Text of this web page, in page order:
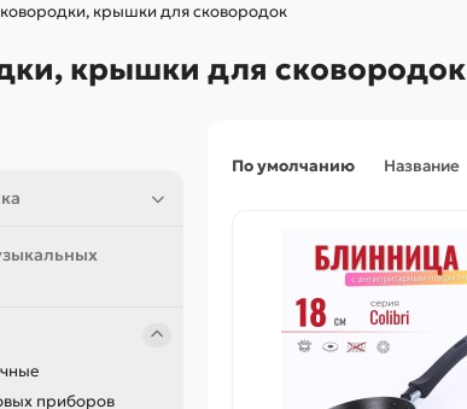
крышки для сковородок
крышки для сковородок
приборов
По умолчанию Название